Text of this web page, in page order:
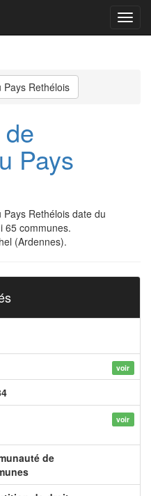
Menu
Pays Rethélois
Pays
Rethélois date du
65 communes.
(Ardennes).
voir
voir
de